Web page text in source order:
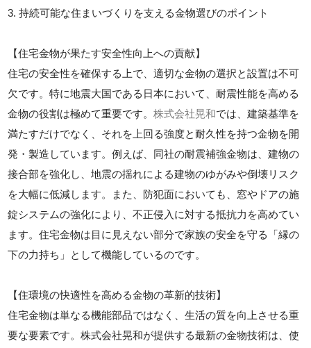
3. 持続可能な住まいづくりを支える金物選びのポイント
【住宅金物が果たす安全性向上への貢献】
住宅の安全性を確保する上で、適切な金物の選択と設置は不可
欠です。特に地震大国である日本において、耐震性能を高める
金物の役割は極めて重要です。株式会社晃和では、建築基準を
満たすだけでなく、それを上回る強度と耐久性を持つ金物を開
発・製造しています。例えば、同社の耐震補強金物は、建物の
接合部を強化し、地震の揺れによる建物のゆがみや倒壊リスク
を大幅に低減します。また、防犯面においても、窓やドアの施
錠システムの強化により、不正侵入に対する抵抗力を高めてい
ます。住宅金物は目に見えない部分で家族の安全を守る「縁の
下の力持ち」として機能しているのです。
【住環境の快適性を高める金物の革新的技術】
住宅金物は単なる機能部品ではなく、生活の質を向上させる重
要な要素です。株式会社晃和が提供する最新の金物技術は、使